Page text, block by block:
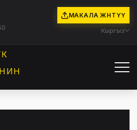
МАКАЛА ЖӨНӨТҮҮ
Кыргыз